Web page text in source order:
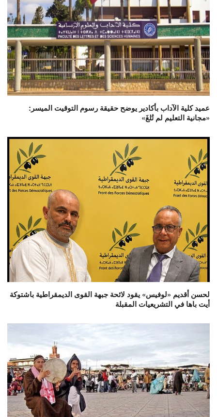
عميد كلية الآداب بأكادير يوضح حقيقة رسوم التوقيت الميسر:
«مجانية التعليم لم تُلغَ»
لحسن أقديم «لوفيس» يقود لائحة جبهة القوى الديمقراطية باشتوكة
أيت باها في التشريعيات المقبلة